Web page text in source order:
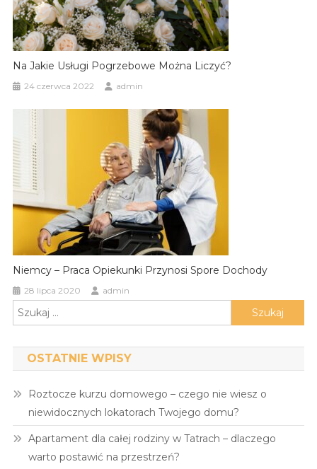
Na Jakie Usługi Pogrzebowe Można Liczyć?
24 czerwca 2022 admin
Niemcy – Praca Opiekunki Przynosi Spore Dochody
28 lipca 2020 admin
Szukaj:
OSTATNIE WPISY
Roztocze kurzu domowego – czego nie wiesz o
niewidocznych lokatorach Twojego domu?
Apartament dla całej rodziny w Tatrach – dlaczego
warto postawić na przestrzeń?